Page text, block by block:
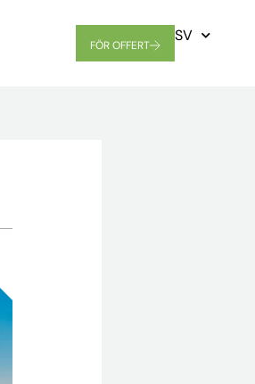
FÖR OFFERT
SV